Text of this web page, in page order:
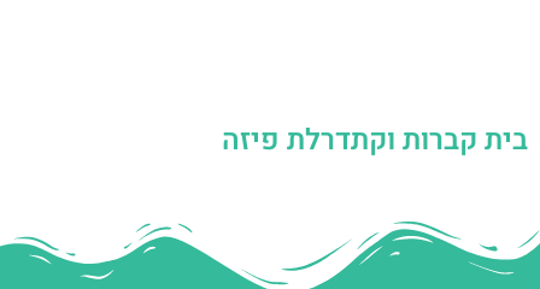
בית קברות וקתדרלת פיזה